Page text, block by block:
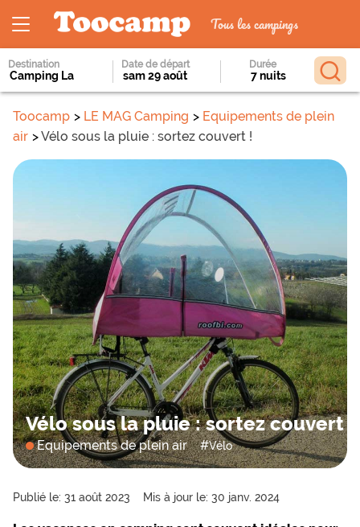
Tous les campings
Destination Date de départ Durée
Toocamp LE MAG Camping
Equipements de plein
air
Vélo sous la pluie : sortez couvert !
Vélo sous la pluie : sortez couvert !
Equipements de plein air #Vélo
Publié le: 31 août 2023 Mis à jour le: 30 janv. 2024